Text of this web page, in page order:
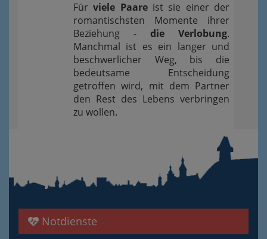
Fürviele Paareist sie einer der
romantischsten Momente ihrer
Beziehung - die Verlobung.
Manchmal ist es ein langer und
beschwerlicher Weg, bis die
bedeutsame Entscheidung
getroffen wird, mit dem Partner
den Rest des Lebens verbringen
zu wollen.
Notdienste